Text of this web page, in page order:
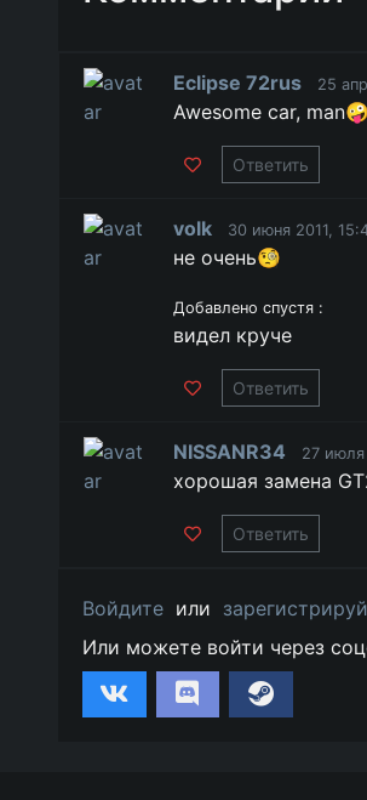
Eclipse 72rus 25
Awesome car,
Ответить
volk 30 июня 2011,
не очень🧐
Добавлено спустя :
видел круче
Ответить
NISSANR34 27 июля
хорошая замена
Ответить
Войдите или
Или можете войти через